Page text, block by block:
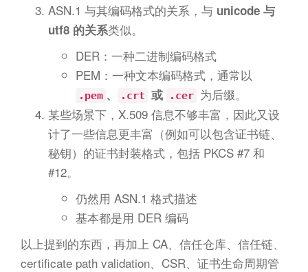
ASN.1 与其编码格式的关系，与 unicode 与
utf8 的关系类似。
DER：一种二进制编码格式
PEM：一种文本编码格式，通常以
.pem 、 .crt 或 .cer 为后缀。
某些场景下，X.509 信息不够丰富，因此又设
计了一些信息更丰富（例如可以包含证书链、
秘钥）的证书封装格式，包括 PKCS #7 和
#12。
仍然用 ASN.1 格式描述
基本都是用 DER 编码
以上提到的东西，再加上 CA、信任仓库、信任链、
certificate path validation、CSR、证书生命周期管